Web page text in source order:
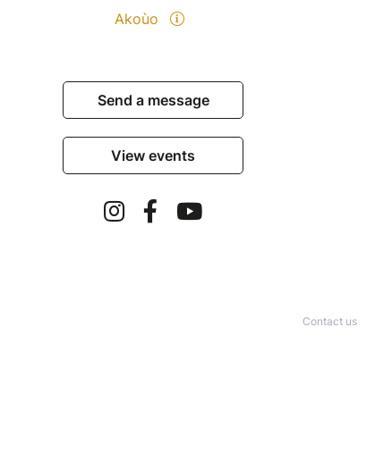
Akoùo
Send a message
View events
Contact us